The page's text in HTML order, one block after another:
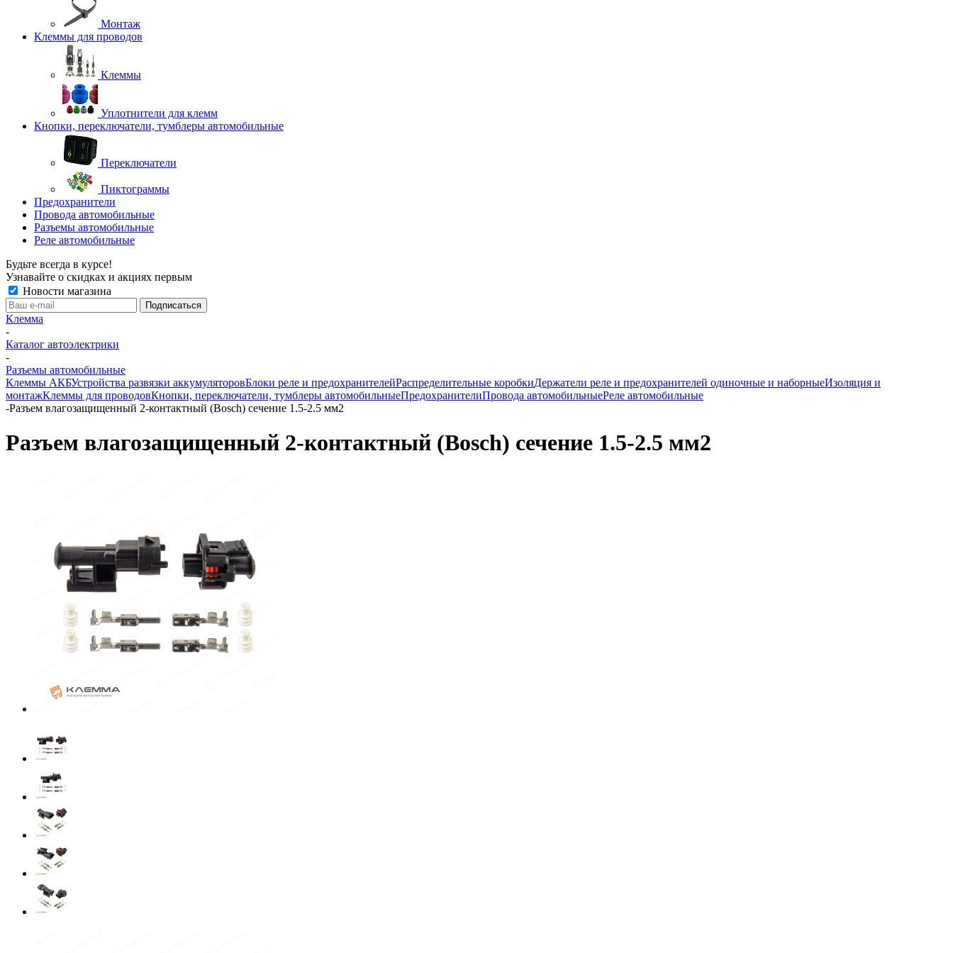
Монтаж
Клеммы для проводов
Клеммы
Уплотнители для клемм
Кнопки, переключатели, тумблеры автомобильные
Переключатели
Пиктограммы
Предохранители
Провода автомобильные
Разъемы автомобильные
Реле автомобильные
Будьте всегда в курсе!
Узнавайте о скидках и акциях первым
Новости магазина
Клемма
-
Каталог автоэлектрики
-
Разъемы автомобильные
Клеммы АКБУстройства развязки аккумуляторовБлоки реле и предохранителейРаспределительные коробкиДержатели реле и предохранителей одиночные и наборныеИзоляция и
монтажКлеммы для проводовКнопки, переключатели, тумблеры автомобильныеПредохранителиПровода автомобильныеРеле автомобильные
-Разъем влагозащищенный 2-контактный (Bosch) сечение 1.5-2.5 мм2
Разъем влагозащищенный 2-контактный (Bosch) сечение 1.5-2.5 мм2